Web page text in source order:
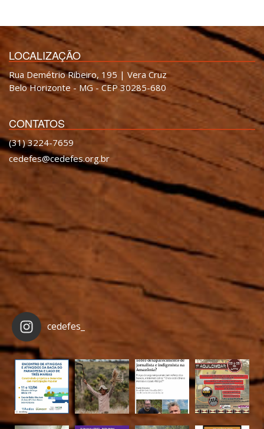
LOCALIZAÇÃO
Rua Demétrio Ribeiro, 195 | Vera Cruz
Belo Horizonte - MG - CEP 30285-680
CONTATOS
(31) 3224-7659
cedefes@cedefes.org.br
cedefes_